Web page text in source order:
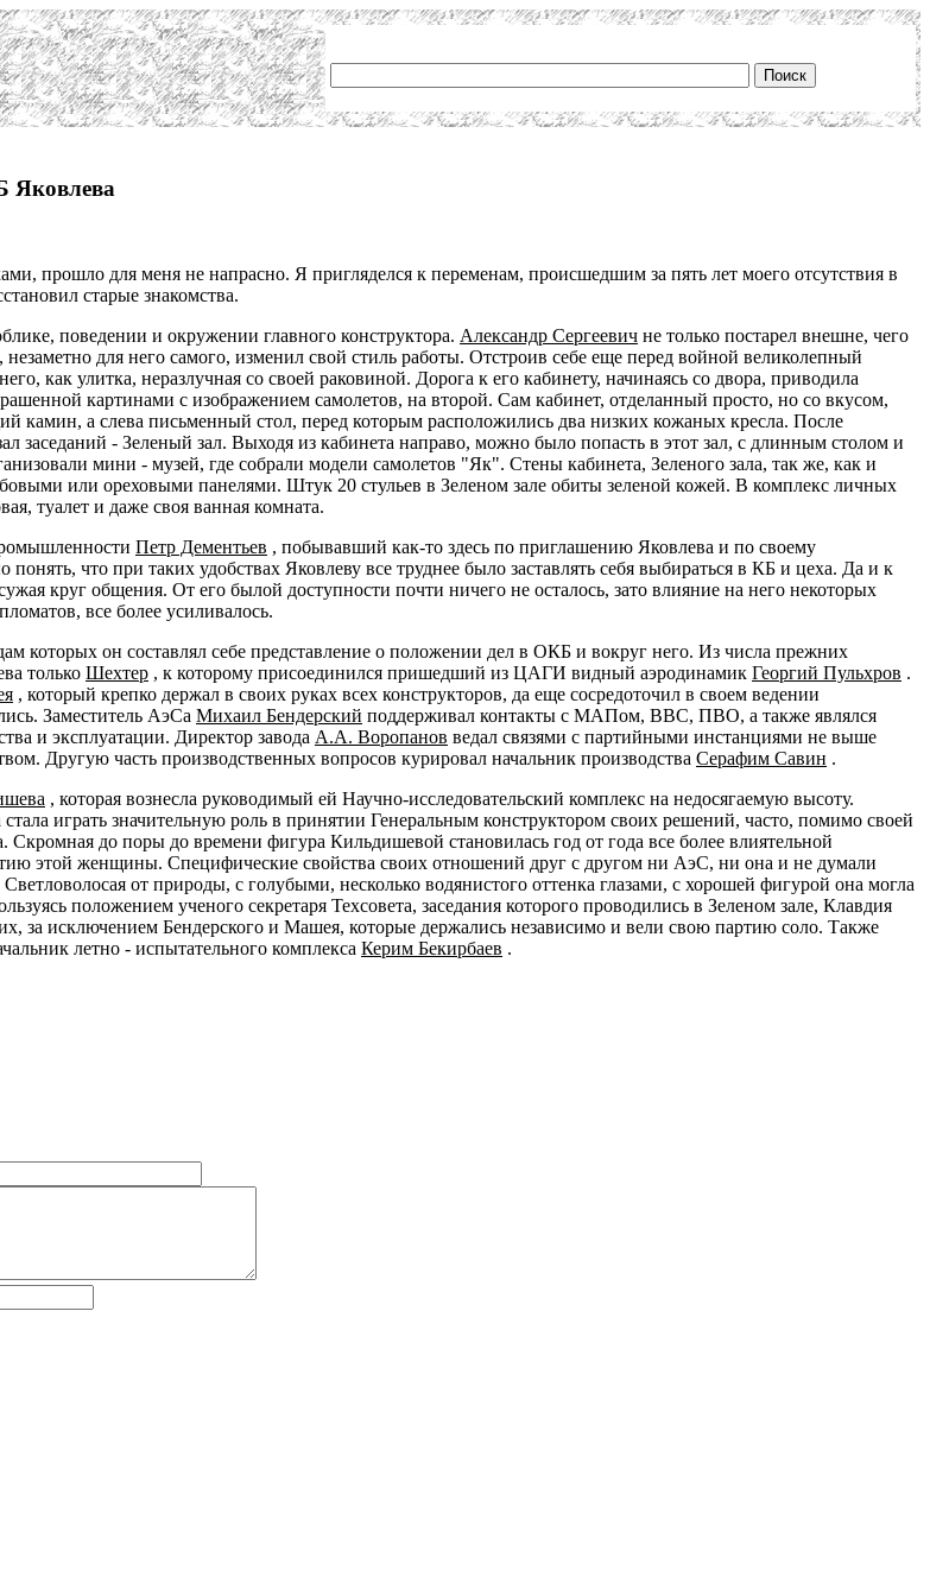
Яковлева
прошло для меня не напрасно. Я пригляделся к переменам, происшедшим за пять лет моего отсутствия в
старые знакомства.
поведении и окружении главного конструктора. Александр Сергеевич не только постарел внешне, чего
для него самого, изменил свой стиль работы. Отстроив себе еще перед войной великолепный
как улитка, неразлучная со своей раковиной. Дорога к его кабинету, начинаясь со двора, приводила
картинами с изображением самолетов, на второй. Сам кабинет, отделанный просто, но со вкусом,
камин, а слева письменный стол, перед которым расположились два низких кожаных кресла. После
заседаний - Зеленый зал. Выходя из кабинета направо, можно было попасть в этот зал, с длинным столом и
мини - музей, где собрали модели самолетов "Як". Стены кабинета, Зеленого зала, так же, как и
или ореховыми панелями. Штук 20 стульев в Зеленом зале обиты зеленой кожей. В комплекс личных
туалет и даже своя ванная комната.
Петр Дементьев , побывавший как-то здесь по приглашению Яковлева и по своему
что при таких удобствах Яковлеву все труднее было заставлять себя выбираться в КБ и цеха. Да и к
круг общения. От его былой доступности почти ничего не осталось, зато влияние на него некоторых
все более усиливалось.
которых он составлял себе представление о положении дел в ОКБ и вокруг него. Из числа прежних
только Шехтер , к которому присоединился пришедший из ЦАГИ видный аэродинамик Георгий Пульхров .
, который крепко держал в своих руках всех конструкторов, да еще сосредоточил в своем ведении
Заместитель АэСа Михаил Бендерский поддерживал контакты с МАПом, ВВС, ПВО, а также являлся
и эксплуатации. Директор завода А.А. Воропанов ведал связями с партийными инстанциями не выше
Другую часть производственных вопросов курировал начальник производства Серафим Савин .
, которая вознесла руководимый ей Научно-исследовательский комплекс на недосягаемую высоту.
играть значительную роль в принятии Генеральным конструктором своих решений, часто, помимо своей
Скромная до поры до времени фигура Кильдишевой становилась год от года все более влиятельной
этой женщины. Специфические свойства своих отношений друг с другом ни АэС, ни она и не думали
от природы, с голубыми, несколько водянистого оттенка глазами, с хорошей фигурой она могла
положением ученого секретаря Техсовета, заседания которого проводились в Зеленом зале, Клавдия
за исключением Бендерского и Машея, которые держались независимо и вели свою партию соло. Также
летно - испытательного комплекса Керим Бекирбаев .